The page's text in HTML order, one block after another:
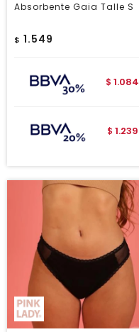
Absorbente Gaia Talle S
$ 1.549
$ 1.084
$ 1.239